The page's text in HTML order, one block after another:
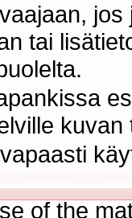
tai
of the